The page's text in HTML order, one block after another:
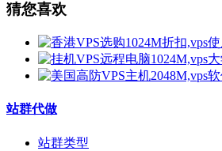
猜您喜欢
站群代做
站群类型